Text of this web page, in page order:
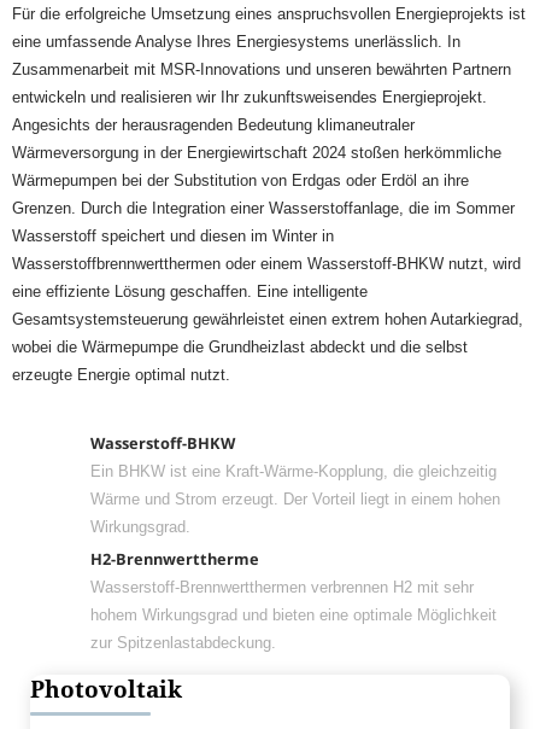
Für die erfolgreiche Umsetzung eines anspruchsvollen Energieprojekts ist
eine umfassende Analyse Ihres Energiesystems unerlässlich. In
Zusammenarbeit mit MSR-Innovations und unseren bewährten Partnern
entwickeln und realisieren wir Ihr zukunftsweisendes Energieprojekt.
Angesichts der herausragenden Bedeutung klimaneutraler
Wärmeversorgung in der Energiewirtschaft 2024 stoßen herkömmliche
Wärmepumpen bei der Substitution von Erdgas oder Erdöl an ihre
Grenzen. Durch die Integration einer Wasserstoffanlage, die im Sommer
Wasserstoff speichert und diesen im Winter in
Wasserstoffbrennwertthermen oder einem Wasserstoff-BHKW nutzt, wird
eine effiziente Lösung geschaffen. Eine intelligente
Gesamtsystemsteuerung gewährleistet einen extrem hohen Autarkiegrad,
wobei die Wärmepumpe die Grundheizlast abdeckt und die selbst
erzeugte Energie optimal nutzt.
Wasserstoff-BHKW
Ein BHKW ist eine Kraft-Wärme-Kopplung, die gleichzeitig
Wärme und Strom erzeugt. Der Vorteil liegt in einem hohen
Wirkungsgrad.
H2-Brennwerttherme
Wasserstoff-Brennwertthermen verbrennen H2 mit sehr
hohem Wirkungsgrad und bieten eine optimale Möglichkeit
zur Spitzenlastabdeckung.
Photovoltaik